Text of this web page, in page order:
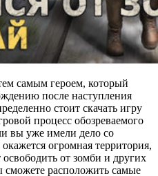
самым героем, который
после наступления
стоит скачать игру
процесс обозреваемого
вы уже имели дело со
огромная территория,
от зомби и других
сможете расположить самые